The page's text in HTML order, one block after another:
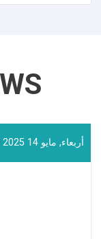
أربعاء, مايو 14 2025 2:58 مساء